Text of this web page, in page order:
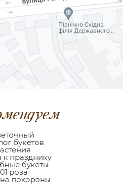
букетов
к празднику
букеты
роза
похороны